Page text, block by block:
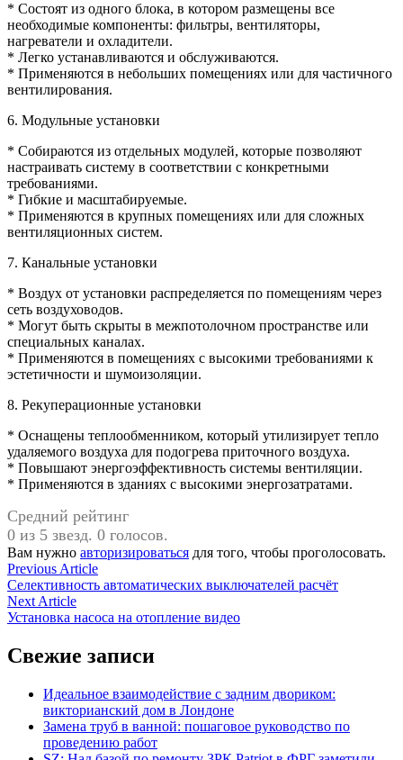
* Состоят из одного блока, в котором размещены все
необходимые компоненты: фильтры, вентиляторы,
нагреватели и охладители.
* Легко устанавливаются и обслуживаются.
* Применяются в небольших помещениях или для частичного
вентилирования.
6. Модульные установки
* Собираются из отдельных модулей, которые позволяют
настраивать систему в соответствии с конкретными
требованиями.
* Гибкие и масштабируемые.
* Применяются в крупных помещениях или для сложных
вентиляционных систем.
7. Канальные установки
* Воздух от установки распределяется по помещениям через
сеть воздуховодов.
* Могут быть скрыты в межпотолочном пространстве или
специальных каналах.
* Применяются в помещениях с высокими требованиями к
эстетичности и шумоизоляции.
8. Рекуперационные установки
* Оснащены теплообменником, который утилизирует тепло
удаляемого воздуха для подогрева приточного воздуха.
* Повышают энергоэффективность системы вентиляции.
* Применяются в зданиях с высокими энергозатратами.
Средний рейтинг
0 из 5 звезд. 0 голосов.
Вам нужно авторизироваться для того, чтобы проголосовать.
Навигация
по
записям
Previous ArticlePrevious
article:
Селективность автоматических выключателей расчёт
Next ArticleNext
article:
Установка насоса на отопление видео
Свежие записи
Идеальное взаимодействие с задним двориком:
викторианский дом в Лондоне
Замена труб в ванной: пошаговое руководство по
проведению работ